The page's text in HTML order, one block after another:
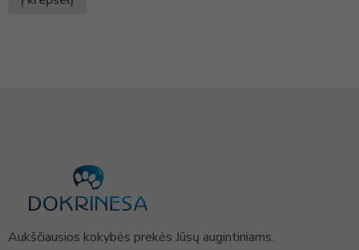
Aukščiausios kokybės prekės Jūsų augintiniams.